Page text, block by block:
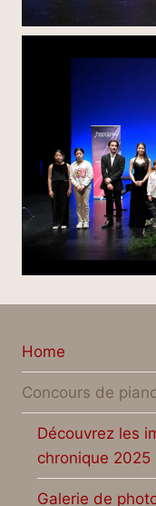
Home
Concours de
Découvrez les
chronique 2025
Galerie de